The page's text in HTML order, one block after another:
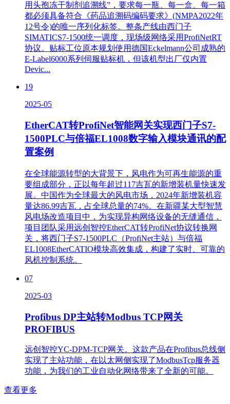
用头孢冻干制剂追溯线”，要求每一瓶、每一盒、每一箱
都必须具备符合《药品追溯码编码要求》(NMPA2022年
12号令)的唯一序列化标签。整条产线由西门子
SIMATICS7-1500统一调度，现场级网络采用ProfiNetRT
协议。贴标工位原本规划使用德国Eckelmann公司成熟的
E-Label6000系列伺服贴标机，但该机型出厂仅内置
Devic...
19
2025-05
EtherCAT转ProfiNet智能网关实现西门子S7-
1500PLC与倍福EL1008数字输入模块通讯的配
置案例
在全球能源转型的大背景下，风电作为可再生能源的重
要组成部分，正以每年超过117吉瓦的新增装机量快速发
展。中国作为全球最大的风电市场，2024年新增装机容
量达86.99吉瓦，占全球总量的74%。在新疆某大型智慧
风电场改造项目中，为实现异构网络设备的无缝通信，
项目团队采用远创智控EtherCAT转ProfiNet协议转换网
关，将西门子S7-1500PLC（ProfiNet主站）与倍福
EL1008EtherCATIO模块高效集成，构建了实时、可靠的
风机控制系统。
07
2025-03
Profibus DP主站转Modbus TCP网关
PROFIBUS
远创智控YC-DPM-TCP网关。这款产品在Profibus总线侧
实现了主站功能，在以太网侧实现了ModbusTcp服务器
功能，为我们的工业自动化网络带来了全新的可能。
查看更多